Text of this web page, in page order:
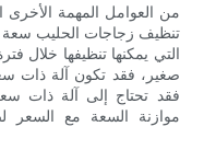
من العوامل المهمة الأخرى
تنظيف زجاجات الحليب سعة
التي يمكنها تنظيفها خلال
صغير، فقد تكون آلة ذات
فقد تحتاج إلى آلة ذات
موازنة السعة مع